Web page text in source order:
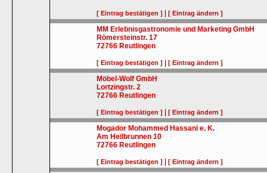
[ Eintrag bestätigen ] |[ Eintrag ändern ]
MM Erlebnisgastronomie und Marketing GmbH
Römersteinstr. 17
72766 Reutlingen
[ Eintrag bestätigen ] |[ Eintrag ändern ]
Möbel-Wolf GmbH
Lortzingstr. 2
72766 Reutlingen
[ Eintrag bestätigen ] |[ Eintrag ändern ]
Mogador Mohammed Hassani e. K.
Am Heilbrunnen 10
72766 Reutlingen
[ Eintrag bestätigen ] |[ Eintrag ändern ]